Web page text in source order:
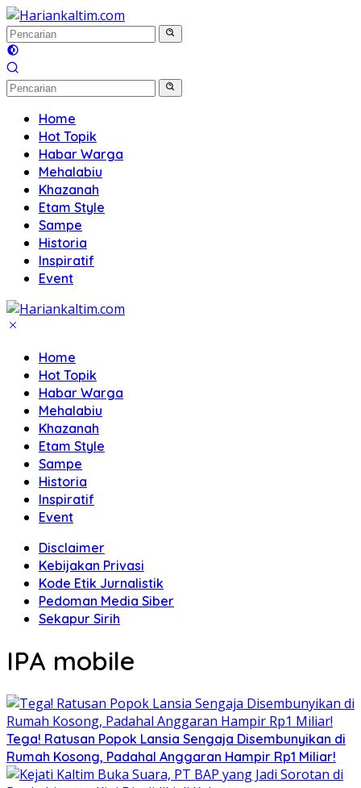
Langsung
ke
konten
Home
Hot Topik
Habar Warga
Mehalabiu
Khazanah
Etam Style
Sampe
Historia
Inspiratif
Event
Home
Hot Topik
Habar Warga
Mehalabiu
Khazanah
Etam Style
Sampe
Historia
Inspiratif
Event
Disclaimer
Kebijakan Privasi
Kode Etik Jurnalistik
Pedoman Media Siber
Sekapur Sirih
IPA mobile
Tega! Ratusan Popok Lansia Sengaja Disembunyikan di
Rumah Kosong, Padahal Anggaran Hampir Rp1 Miliar!